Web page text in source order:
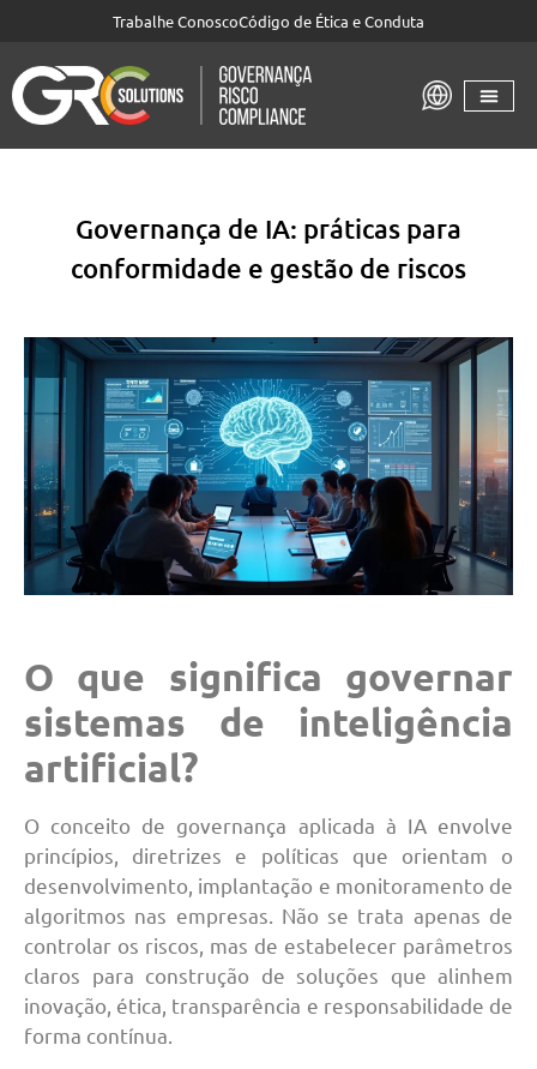
Trabalhe ConoscoCódigo de Ética e Conduta
Governança de IA: práticas para
conformidade e gestão de riscos
O que significa governar
sistemas de inteligência
artificial?
O conceito de governança aplicada à IA envolve
princípios, diretrizes e políticas que orientam o
desenvolvimento, implantação e monitoramento de
algoritmos nas empresas. Não se trata apenas de
controlar os riscos, mas de estabelecer parâmetros
claros para construção de soluções que alinhem
inovação, ética, transparência e responsabilidade de
forma contínua.